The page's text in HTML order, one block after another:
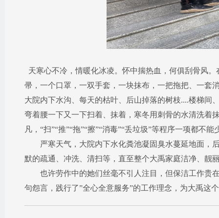
天寒心不冷，情暖化冰凌。怀中揣热血，何俱刮骨风
帚，一个口罩，一双手套，一块抹布，一把拖把、一套
大院内下水沟、每天的枯叶、后山掉落的树枝....楼梯间
弯着腰一下又一下扫着、抹着，寒冬用刺骨的水清洗着
凡，“扫”“推”“拖”“擦”“消毒”“丢垃圾”等程序一项都不能
严寒天气，大院内下水化粪池凝固臭水蔓延地面，后
默的疏通、冲洗、清扫等，直至整个大禹家庭洁净、靓
也许劳作中的她们丝毫不引人注目，但保洁工作贵在
句怨言，践行了”全心全意服务”的工作理念，为大禹这